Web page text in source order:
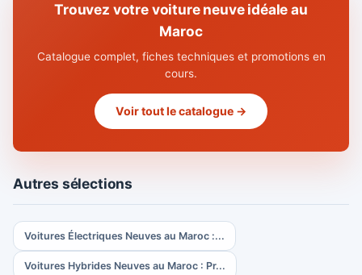
Trouvez votre voiture neuve idéale au
Maroc
Catalogue complet, fiches techniques et promotions en
cours.
Voir tout le catalogue →
Autres sélections
Voitures Électriques Neuves au Maroc :...
Voitures Hybrides Neuves au Maroc : Pr...